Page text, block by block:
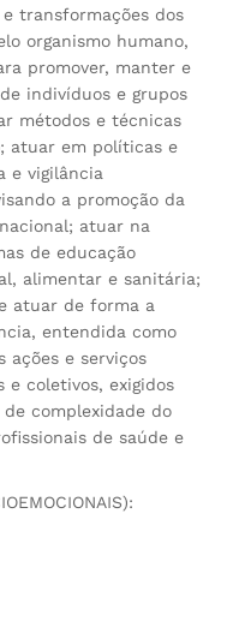
transformações dos
organismo humano,
promover, manter e
indivíduos e grupos
métodos e técnicas
atuar em políticas e
e vigilância
a promoção da
atuar na
de educação
alimentar e sanitária;
atuar de forma a
entendida como
e serviços
e coletivos, exigidos
complexidade do
de saúde e